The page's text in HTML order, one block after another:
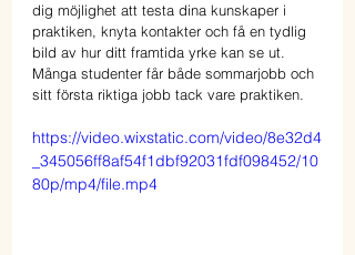
dig möjlighet att testa dina kunskaper i
praktiken, knyta kontakter och få en tydlig
bild av hur ditt framtida yrke kan se ut.
Många studenter får både sommarjobb och
sitt första riktiga jobb tack vare praktiken.
https://video.wixstatic.com/video/8e32d4
_345056ff8af54f1dbf92031fdf098452/10
80p/mp4/file.mp4